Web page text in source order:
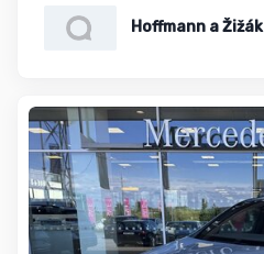
Hoffmann a Žižák